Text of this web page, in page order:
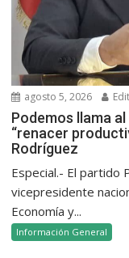
agosto 5, 2026
Podemos llama
“renacer
Rodríguez
Especial.- El partido
vicepresidente
Economía y...
Información General